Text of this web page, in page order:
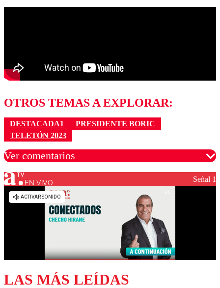
OTROS TEMAS A EXPLORAR:
DESTACADA1
PRESIDENTE BORIC
TELETÓN 2023
Ver comentarios
Los comentarios son moderados para garantizar un
diálogo respetuoso.
EN VIVO Señal 1
LAS MÁS LEÍDAS